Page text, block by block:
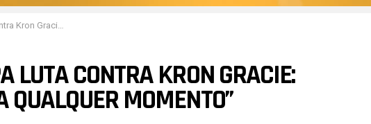
fazer a qualquer momento”
LUTA CONTRA KRON GRACIE:
QUALQUER MOMENTO”